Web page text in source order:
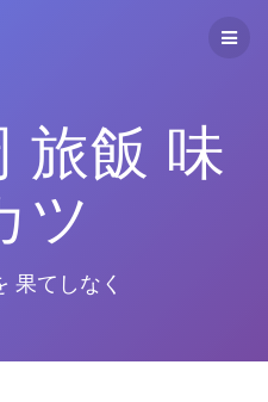
へ
キ
ッ
プ
旅飯 味
ツ
果てしなく